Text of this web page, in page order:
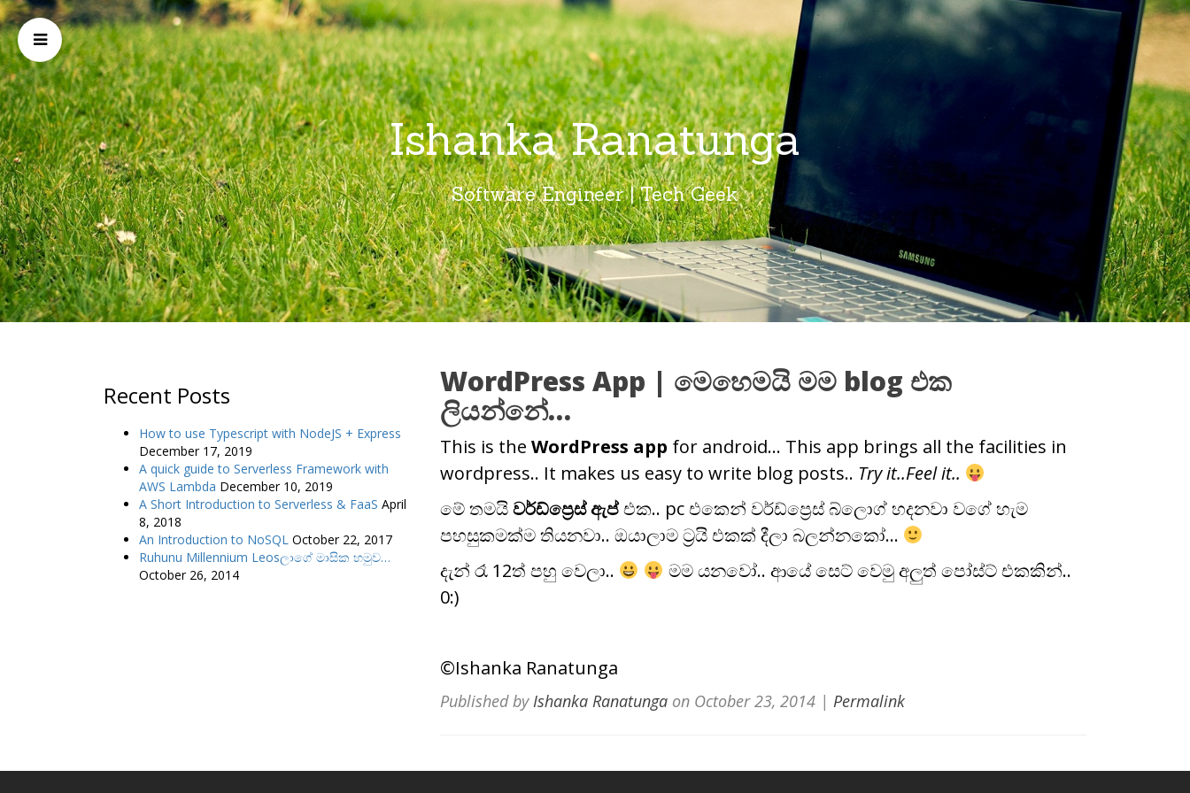
Ishanka Ranatunga
Software Engineer | Tech Geek
Recent Posts
How to use Typescript with NodeJS + Express
December 17, 2019
A quick guide to Serverless Framework with
AWS Lambda December 10, 2019
A Short Introduction to Serverless & FaaS April
8, 2018
An Introduction to NoSQL October 22, 2017
Ruhunu Millennium Leosලාගේ මාසික හමුව…
October 26, 2014
WordPress App | මෙහෙමයි මම blog එක
ලියන්නේ…
This is the WordPress app for android… This app brings all the facilities in
wordpress.. It makes us easy to write blog posts.. Try it..Feel it..
මේ තමයිවර්ඩ්ප්‍රෙස් ඇප්එක.. pc එකෙන් වර්ඩ්ප්‍රෙස් බ්ලොග් හදනවා වගේ හැම
පහසුකමක්ම තියනවා.. ඔයාලාම ට්‍රයි එකක් දීලා බලන්නකෝ…
දැන් රෑ 12ත් පහු වෙලා..
මම යනවෝ.. ආයේ සෙට් වෙමු අලුත් පෝස්ට් එකකින්..
0:)
©Ishanka Ranatunga
Published byIshanka Ranatunga on October 23, 2014 | Permalink